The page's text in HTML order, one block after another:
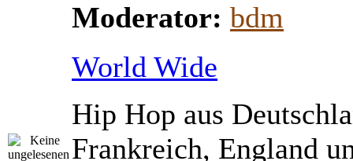
Moderator: bdm
World Wide
Hip Hop aus
Frankreich, England